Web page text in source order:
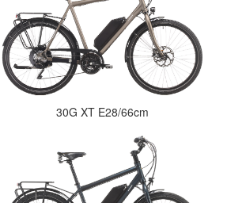
30G XT E28/66cm